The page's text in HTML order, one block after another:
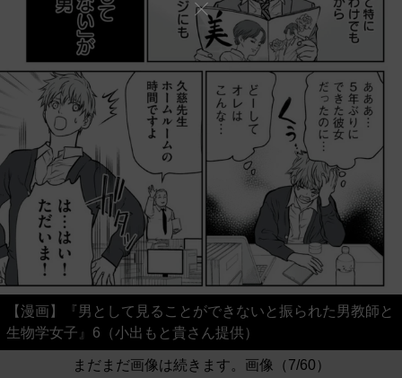
【漫画】『男として見ることができないと振られた男教師と
生物学女子』6（小出もと貴さん提供）
まだまだ画像は続きます。画像（7/60）